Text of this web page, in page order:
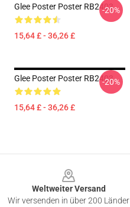
Glee Poster Poster RB2403
15,64 £ - 36,26 £
-20%
Glee Poster Poster RB2403
15,64 £ - 36,26 £
-20%
Weltweiter Versand
Wir versenden in über 200 Länder